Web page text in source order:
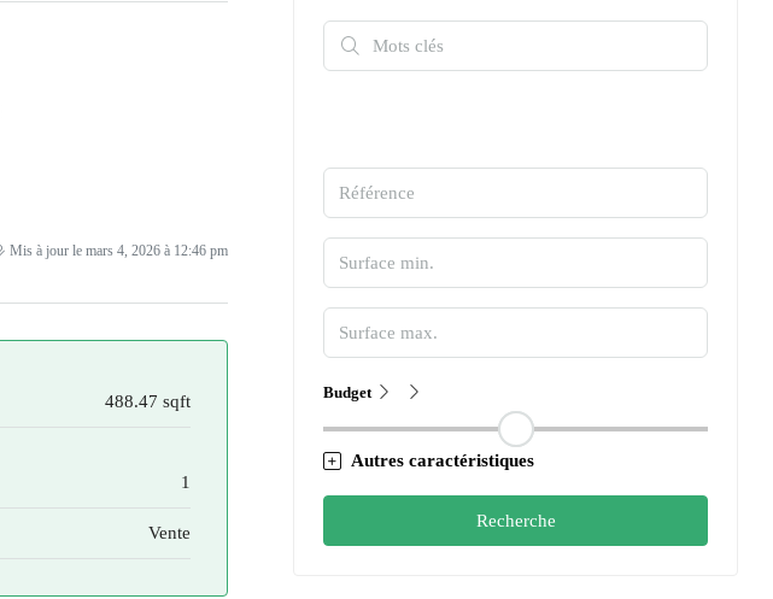
Mis à jour le mars 4, 2026 à 12:46 pm
488.47 sqft
1
Vente
Budget
Autres caractéristiques
Recherche